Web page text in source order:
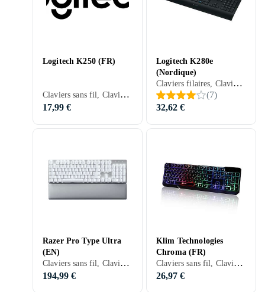
Logitech K250 (FR)
Claviers sans fil, Claviers filaires, Claviers mécaniques, Claviers ergonomiques, Mécanique, Français, Mac, Ergonomiquement
17,99 €
Logitech K280e
(Nordique)
Claviers filaires, Claviers ergonomiques, Membran, Nordique, PC, Tablettes, Standard
(7)
32,62 €
Razer Pro Type Ultra
(EN)
Claviers sans fil, Claviers gaming, Claviers mécaniques, Claviers ergonomiques, Mécanique, Razer Yellow, Anglais, Ergonomiquement
194,99 €
Klim Technologies
Chroma (FR)
Claviers sans fil, Claviers filaires, Claviers gaming, Claviers ergonomiques, Membran, Français, PC, Mac, PS4, Standard
26,97 €